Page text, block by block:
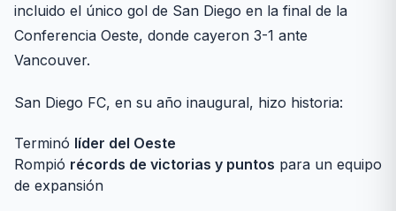
incluido el único gol de San Diego en la final de la
Conferencia Oeste, donde cayeron 3-1 ante
Vancouver.
San Diego FC, en su año inaugural, hizo historia:
Terminó líder del Oeste
Rompió récords de victorias y puntos para un equipo
de expansión